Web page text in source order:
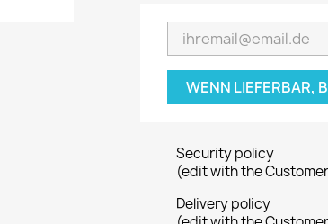
WENN LIEFERBAR,
Security policy
(edit with the
Delivery policy